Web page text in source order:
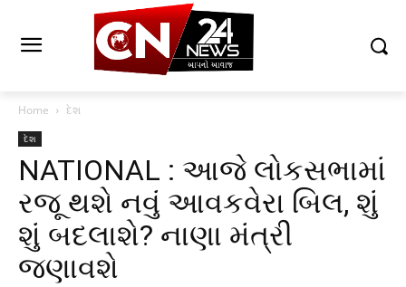
Home દેશ
દેશ
NATIONAL : આજે લોકસભામાં
રજૂ થશે નવું આવકવેરા બિલ, શું
શું બદલાશે? નાણા મંત્રી
જણાવશે